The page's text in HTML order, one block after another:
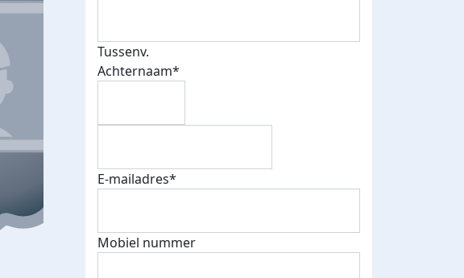
E-mails verstuurd
€500 euro opgehaald: t-shirt
Tussenv.
Achternaam*
E-mailadres*
Mobiel nummer